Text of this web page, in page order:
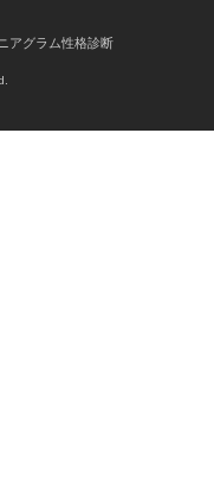
アグラム性格診断